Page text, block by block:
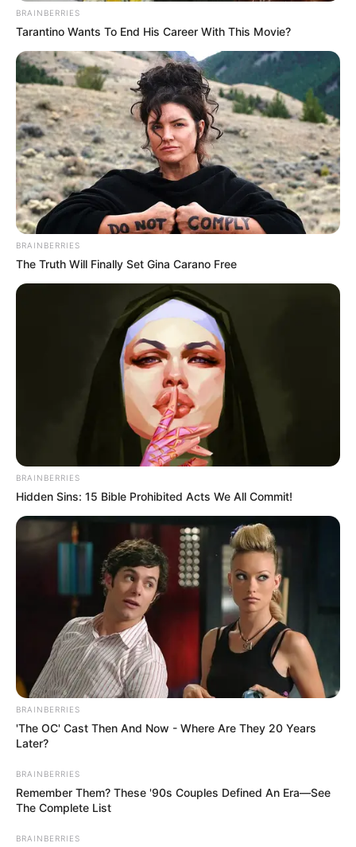
BRAINBERRIES
Tarantino Wants To End His Career With This Movie?
BRAINBERRIES
The Truth Will Finally Set Gina Carano Free
BRAINBERRIES
Hidden Sins: 15 Bible Prohibited Acts We All Commit!
BRAINBERRIES
'The OC' Cast Then And Now - Where Are They 20 Years
Later?
BRAINBERRIES
Remember Them? These '90s Couples Defined An Era—See
The Complete List
BRAINBERRIES